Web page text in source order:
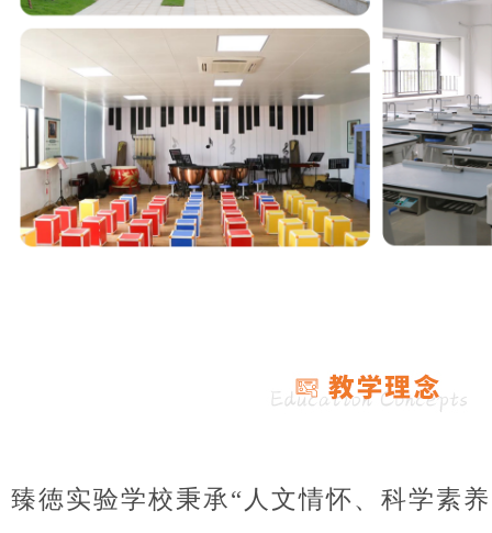
臻徳实验学校秉承“人文情怀、科学素